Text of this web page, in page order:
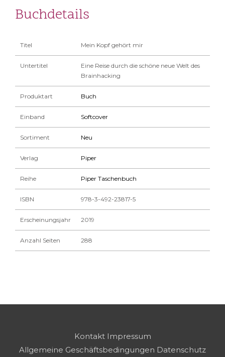
Buchdetails
Titel Mein Kopf gehört mir
Untertitel
Eine Reise durch die schöne neue Welt des
Brainhacking
Produktart Buch
Einband Softcover
Sortiment Neu
Verlag Piper
Reihe Piper Taschenbuch
ISBN 978-3-492-23817-5
Erscheinungsjahr 2019
Anzahl Seiten 288
Kontakt Impressum
Allgemeine Geschäftsbedingungen Datenschutz